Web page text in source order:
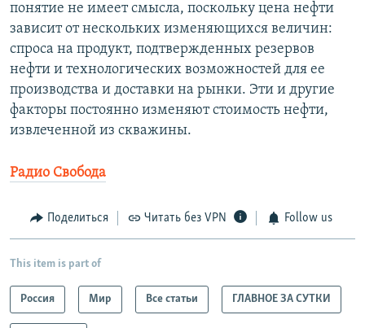
понятие не имеет смысла, поскольку цена нефти
зависит от нескольких изменяющихся величин:
спроса на продукт, подтвержденных резервов
нефти и технологических возможностей для ее
производства и доставки на рынки. Эти и другие
факторы постоянно изменяют стоимость нефти,
извлеченной из скважины.
Радио Свобода
Поделиться Читать без VPN Follow us
This item is part of
Россия Мир Все статьи ГЛАВНОЕ ЗА СУТКИ